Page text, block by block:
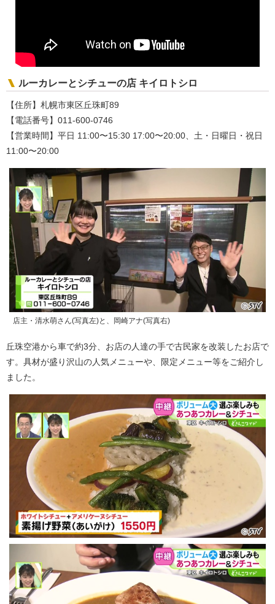
ルーカレーとシチューの店 キイロトシロ
【住所】札幌市東区丘珠町89
【電話番号】011-600-0746
【営業時間】平日 11:00〜15:30 17:00〜20:00、土・日曜日・祝日
11:00〜20:00
店主・清水萌さん(写真左)と、岡崎アナ(写真右)
丘珠空港から車で約3分、お店の人達の手で古民家を改装したお店で
す。具材が盛り沢山の人気メニューや、限定メニュー等をご紹介し
ました。